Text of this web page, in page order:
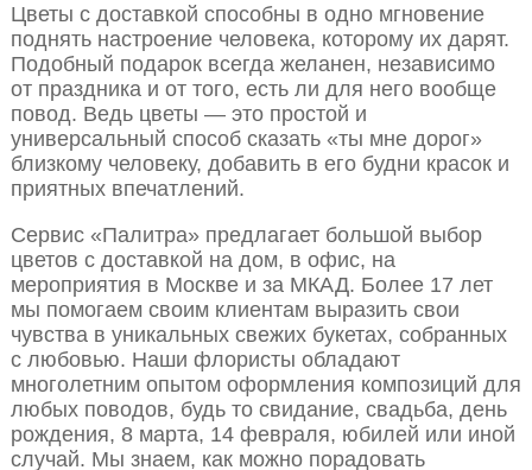
Цветы с доставкой способны в одно мгновение
поднять настроение человека, которому их дарят.
Подобный подарок всегда желанен, независимо
от праздника и от того, есть ли для него вообще
повод. Ведь цветы — это простой и
универсальный способ сказать «ты мне дорог»
близкому человеку, добавить в его будни красок и
приятных впечатлений.
Сервис «Палитра» предлагает большой выбор
цветов с доставкой на дом, в офис, на
мероприятия в Москве и за МКАД. Более 17 лет
мы помогаем своим клиентам выразить свои
чувства в уникальных свежих букетах, собранных
с любовью. Наши флористы обладают
многолетним опытом оформления композиций для
любых поводов, будь то свидание, свадьба, день
рождения, 8 марта, 14 февраля, юбилей или иной
случай. Мы знаем, как можно порадовать